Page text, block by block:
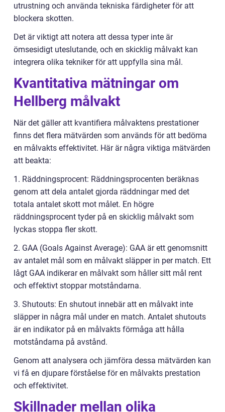
utrustning och använda tekniska färdigheter för att
blockera skotten.
Det är viktigt att notera att dessa typer inte är
ömsesidigt uteslutande, och en skicklig målvakt kan
integrera olika tekniker för att uppfylla sina mål.
Kvantitativa mätningar om
Hellberg målvakt
När det gäller att kvantifiera målvaktens prestationer
finns det flera mätvärden som används för att bedöma
en målvakts effektivitet. Här är några viktiga mätvärden
att beakta:
1. Räddningsprocent: Räddningsprocenten beräknas
genom att dela antalet gjorda räddningar med det
totala antalet skott mot målet. En högre
räddningsprocent tyder på en skicklig målvakt som
lyckas stoppa fler skott.
2. GAA (Goals Against Average): GAA är ett genomsnitt
av antalet mål som en målvakt släpper in per match. Ett
lågt GAA indikerar en målvakt som håller sitt mål rent
och effektivt stoppar motståndarna.
3. Shutouts: En shutout innebär att en målvakt inte
släpper in några mål under en match. Antalet shutouts
är en indikator på en målvakts förmåga att hålla
motståndarna på avstånd.
Genom att analysera och jämföra dessa mätvärden kan
vi få en djupare förståelse för en målvakts prestation
och effektivitet.
Skillnader mellan olika